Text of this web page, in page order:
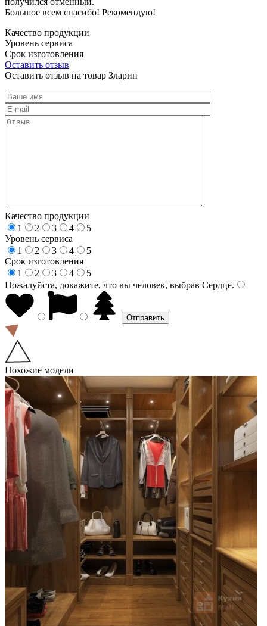
Большое всем спасибо! Рекомендую!
Качество продукции
Уровень сервиса
Срок изготовления
Оставить отзыв
Оставить отзыв на товар Зларин
Качество продукции
1
2 3 4
5
Уровень сервиса
1
2 3 4
5
Срок изготовления
1
2 3 4
5
Пожалуйста, докажите, что вы человек, выбрав Сердце.
Похожие модели